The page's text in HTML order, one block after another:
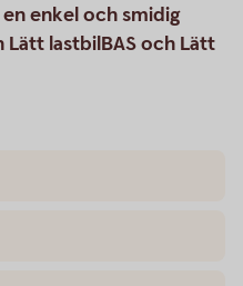
enkel och smidig
Lätt lastbilBAS och Lätt